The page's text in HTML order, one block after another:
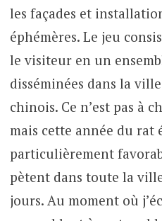
les façades et
éphémères. Le jeu
le visiteur en un
disséminées dans la
chinois. Ce n’est pas à
mais cette année du rat
particulièrement
pètent dans toute la
jours. Au moment où